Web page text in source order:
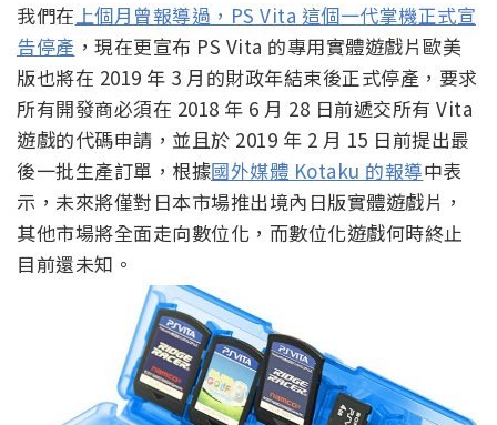
我們在上個月曾報導過，PS Vita 這個一代掌機正式宣
告停產 ，現在更宣布 PS Vita 的專用實體遊戲片歐美
版也將在 2019 年 3 月的財政年結束後正式停產，要求
所有開發商必須在 2018 年 6 月 28 日前遞交所有 Vita
遊戲的代碼申請，並且於 2019 年 2 月 15 日前提出最
後一批生產訂單，根據國外媒體 Kotaku 的報導中表
示，未來將僅對日本市場推出境內日版實體遊戲片，
其他市場將全面走向數位化，而數位化遊戲何時終止
目前還未知。